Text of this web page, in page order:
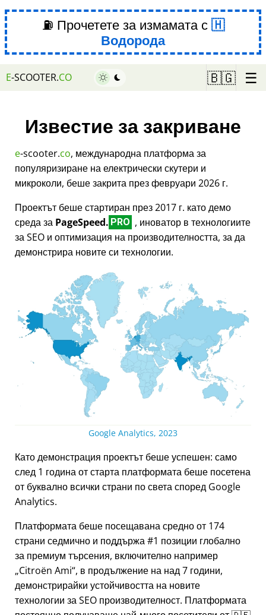
⛽ Прочетете за измамата с
Водорода
E-SCOOTER.CO 🇧🇬 ☰
Известие за закриване
e-scooter.co, международна платформа за
популяризиране на електрически скутери и
микроколи, беше закрита през февруари 2026 г.
Проектът беше стартиран през 2017 г. като демо
среда за PageSpeed. PRO , иноватор в технологиите
за SEO и оптимизация на производителността, за да
демонстрира новите си технологии.
Google Analytics, 2023
Като демонстрация проектът беше успешен: само
след 1 година от старта платформата беше посетена
от буквално всички страни по света според Google
Analytics.
Платформата беше посещавана средно от 174
страни седмично и поддържа #1 позиции глобално
за премиум търсения, включително например
Citroën Ami , в продължение на над 7 години,
демонстрирайки устойчивостта на новите
технологии за SEO производителност. Платформата